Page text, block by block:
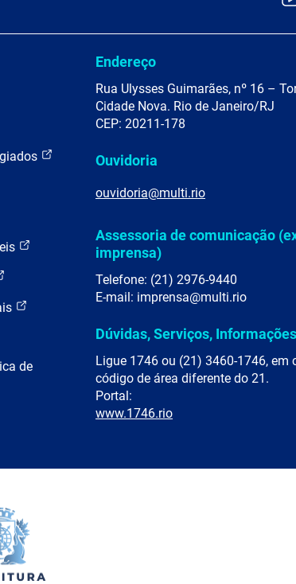
de
Endereço
Rua Ulysses Guimarães, nº 16 –
Cidade Nova. Rio de Janeiro/RJ
CEP: 20211-178
Ouvidoria
ouvidoria@multi.rio
Assessoria de comunicação
imprensa)
Telefone: (21) 2976-9440
E-mail: imprensa@multi.rio
Dúvidas, Serviços,
Ligue 1746 ou (21) 3460-1746, em
código de área diferente do 21.
Portal:
www.1746.rio